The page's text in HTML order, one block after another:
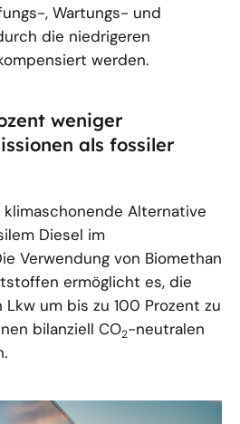
, Wartungs- und
die niedrigeren
werden.
weniger
als fossiler
Alternative
Diesel im
Verwendung von Biomethan
ermöglicht es, die
Lkw um bis zu 100 Prozent zu
bilanziell CO2-neutralen